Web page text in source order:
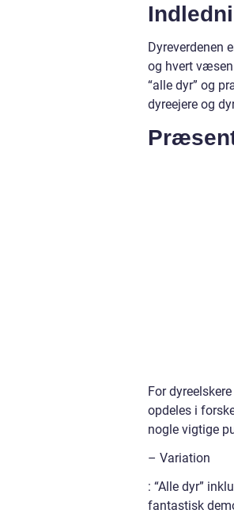
Dyreverdenen
og hvert
“alle dyr” og
dyreejere og
For
opdeles i
nogle vigtige
– Variation
: “Alle dyr”
fantastisk